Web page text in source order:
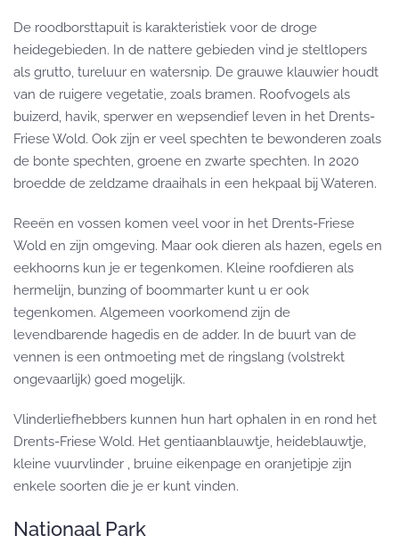
De roodborsttapuit is karakteristiek voor de droge
heidegebieden. In de nattere gebieden vind je steltlopers
als grutto, tureluur en watersnip. De grauwe klauwier houdt
van de ruigere vegetatie, zoals bramen. Roofvogels als
buizerd, havik, sperwer en wepsendief leven in het Drents-
Friese Wold. Ook zijn er veel spechten te bewonderen zoals
de bonte spechten, groene en zwarte spechten. In 2020
broedde de zeldzame draaihals in een hekpaal bij Wateren.
Reeën en vossen komen veel voor in het Drents-Friese
Wold en zijn omgeving. Maar ook dieren als hazen, egels en
eekhoorns kun je er tegenkomen. Kleine roofdieren als
hermelijn, bunzing of boommarter kunt u er ook
tegenkomen. Algemeen voorkomend zijn de
levendbarende hagedis en de adder. In de buurt van de
vennen is een ontmoeting met de ringslang (volstrekt
ongevaarlijk) goed mogelijk.
Vlinderliefhebbers kunnen hun hart ophalen in en rond het
Drents-Friese Wold. Het gentiaanblauwtje, heideblauwtje,
kleine vuurvlinder , bruine eikenpage en oranjetipje zijn
enkele soorten die je er kunt vinden.
Nationaal Park